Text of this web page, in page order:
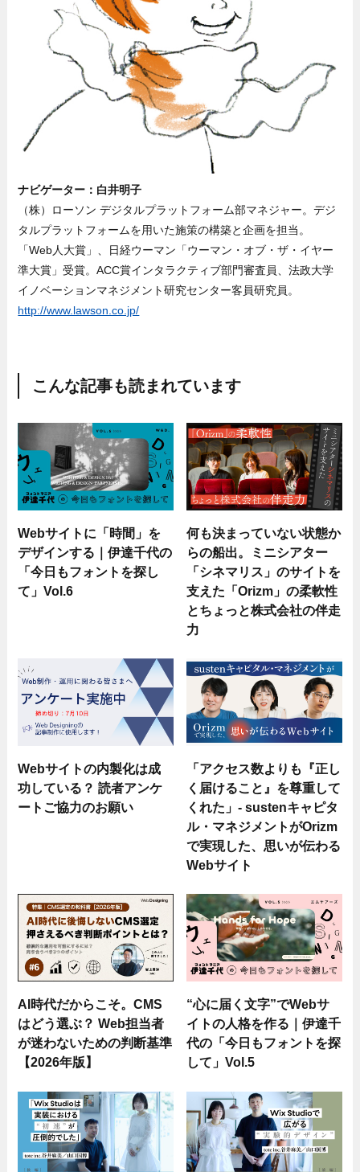
ナビゲーター：白井明子
（株）ローソン デジタルプラットフォーム部マネジャー。デジ
タルプラットフォームを用いた施策の構築と企画を担当。
「Web人大賞」、日経ウーマン「ウーマン・オブ・ザ・イヤー
準大賞」受賞。ACC賞インタラクティブ部門審査員、法政大学
イノベーションマネジメント研究センター客員研究員。
http://www.lawson.co.jp/
こんな記事も読まれています
Webサイトに「時間」を
デザインする｜伊達千代の
「今日もフォントを探し
て」Vol.6
何も決まっていない状態か
らの船出。ミニシアター
「シネマリス」のサイトを
支えた「Orizm」の柔軟性
とちょっと株式会社の伴走
力
Webサイトの内製化は成
功している？ 読者アンケ
ートご協力のお願い
「アクセス数よりも『正し
く届けること』を尊重して
くれた」- sustenキャピタ
ル・マネジメントがOrizm
で実現した、思いが伝わる
Webサイト
AI時代だからこそ。CMS
はどう選ぶ？ Web担当者
が迷わないための判断基準
【2026年版】
“心に届く文字”でWebサ
イトの人格を作る｜伊達千
代の「今日もフォントを探
して」Vol.5